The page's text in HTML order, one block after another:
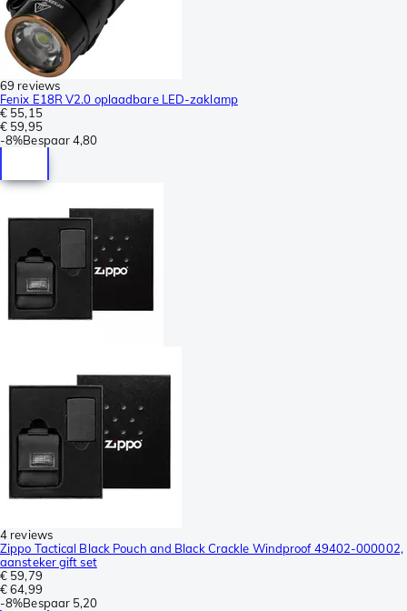
69 reviews
Fenix E18R V2.0 oplaadbare LED-zaklamp
€ 55,15
€ 59,95
-8%Bespaar4,80
4 reviews
Zippo Tactical Black Pouch and Black Crackle Windproof 49402-000002,
aansteker gift set
€ 59,79
€ 64,99
-8%Bespaar 5,20